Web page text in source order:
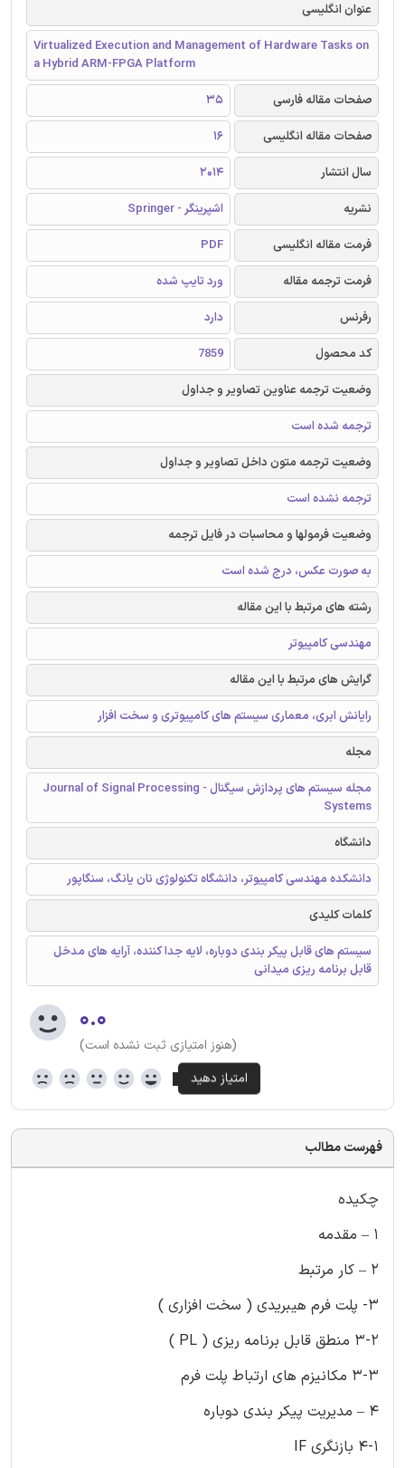
عنوان انگلیسی
Virtualized Execution and Management of Hardware Tasks on
a Hybrid ARM-FPGA Platform
صفحات مقاله فارسی
35
صفحات مقاله انگلیسی
16
سال انتشار
2014
نشریه
اشپرینگر - Springer
فرمت مقاله انگلیسی
PDF
فرمت ترجمه مقاله
ورد تایپ شده
رفرنس
دارد
کد محصول
7859
وضعیت ترجمه عناوین تصاویر و جداول
ترجمه شده است
وضعیت ترجمه متون داخل تصاویر و جداول
ترجمه نشده است
وضعیت فرمولها و محاسبات در فایل ترجمه
به صورت عکس، درج شده است
رشته های مرتبط با این مقاله
مهندسی کامپیوتر
گرایش های مرتبط با این مقاله
رایانش ابری، معماری سیستم های کامپیوتری و سخت افزار
مجله
مجله سیستم های پردازش سیگنال - Journal of Signal Processing
Systems
دانشگاه
دانشکده مهندسی کامپیوتر، دانشگاه تکنولوژی نان یانگ، سنگاپور
کلمات کلیدی
سیستم های قابل پیکر بندی دوباره، لایه جدا کننده، آرایه های مدخل
قابل برنامه ریزی میدانی
۰.۰
(هنوز امتیازی ثبت نشده است)
فهرست مطالب
چکیده
1 – مقدمه
2 – کار مرتبط
3- پلت فرم هیبریدی ( سخت افزاری )
3-2 منطق قابل برنامه ریزی ( PL )
3-3 مکانیزم های ارتباط پلت فرم
4 – مدیریت پیکر بندی دوباره
4-1 بازنگری IF